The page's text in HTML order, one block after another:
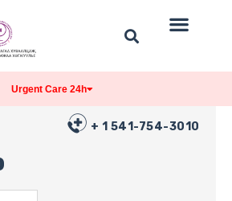
Urgent Care 24h
+ 1 541-754-3010